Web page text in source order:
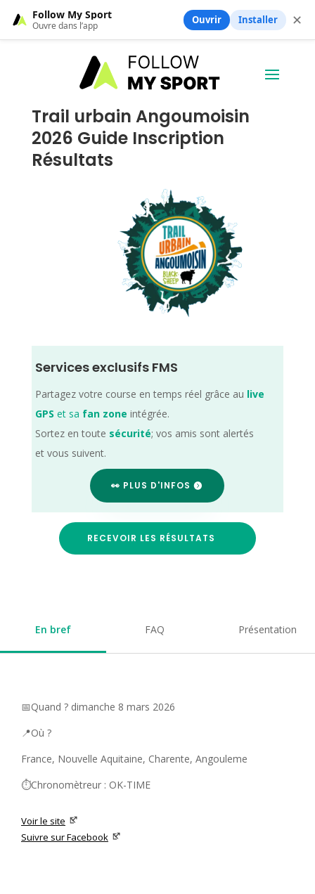
Trail urbain Angoumoisin
2026 Guide Inscription
Résultats
Services exclusifs FMS
Partagez votre course en temps réel grâce au live
GPS et sa fan zone intégrée.
Sortez en toute sécurité; vos amis sont alertés
et vous suivent.
👀 PLUS D'INFOS
RECEVOIR LES RÉSULTATS
En bref FAQ Présentation
📅Quand ? dimanche 8 mars 2026
📍Où ?
France, Nouvelle Aquitaine, Charente, Angouleme
⏱️Chronomètreur : OK-TIME
Voir le site
Suivre sur Facebook
Follow My Sport
Ouvre dans l’app Ouvrir Installer ✕